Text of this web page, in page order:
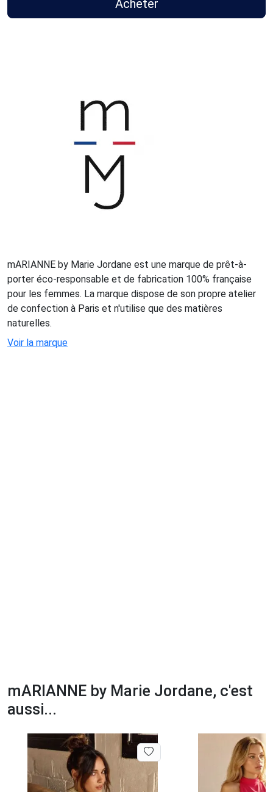
Acheter
mARIANNE by Marie Jordane est une marque de prêt-à-
porter éco-responsable et de fabrication 100% française
pour les femmes. La marque dispose de son propre atelier
de confection à Paris et n'utilise que des matières
naturelles.
Voir la marque
mARIANNE by Marie Jordane, c'est
aussi...